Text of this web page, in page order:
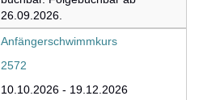
26.09.2026.
Anfängerschwimmkurs
2572
10.10.2026 - 19.12.2026